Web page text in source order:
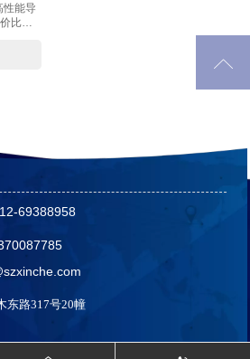
能导
比。
润湿
69388958
东路317号20幢
